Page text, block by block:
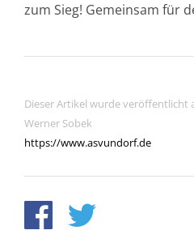
zum Sieg! Gemeinsam für
Dieser Artikel wurde veröffentlicht
Werner Sobek
https://www.asvundorf.de